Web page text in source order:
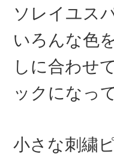
ソレイユス
いろんな色
しに合わせ
ックになっ
小さな刺繍